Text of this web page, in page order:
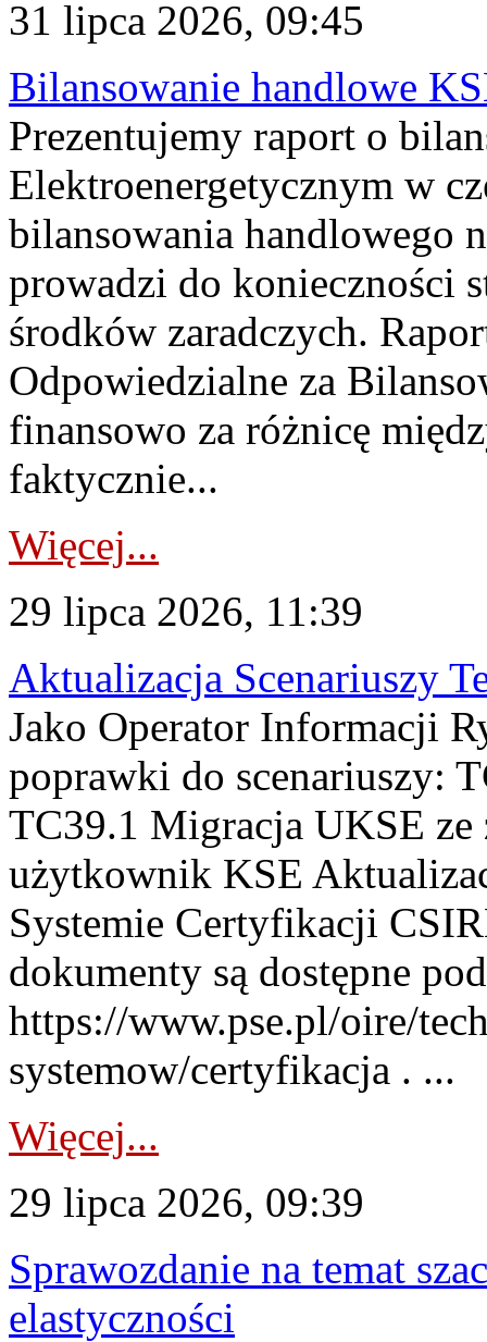
31 lipca 2026, 09:45
Bilansowanie handlowe
Prezentujemy raport o
Elektroenergetycznym w
bilansowania handlowego
prowadzi do konieczności
środków zaradczych.
Odpowiedzialne za
finansowo za różnicę
faktycznie...
Więcej...
29 lipca 2026, 11:39
Aktualizacja Scenariuszy
Jako Operator Informacji
poprawki do scenariuszy:
TC39.1 Migracja UKSE
użytkownik KSE
Systemie Certyfikacji
dokumenty są dostępne
https://www.pse.pl/oire/
systemow/certyfikacja . ...
Więcej...
29 lipca 2026, 09:39
Sprawozdanie na temat
elastyczności